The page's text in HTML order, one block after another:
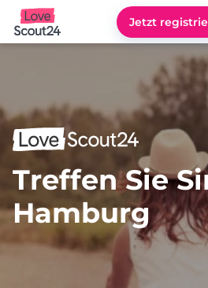
Lovescout24
Jetzt
Treffen Sie
Hamburg